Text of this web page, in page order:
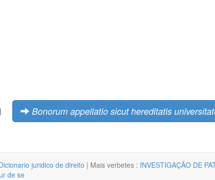
Bonorum appellatio sicut hereditatis
juridico de direito | Mais verbetes : INVESTIGAÇÃO DE
de se